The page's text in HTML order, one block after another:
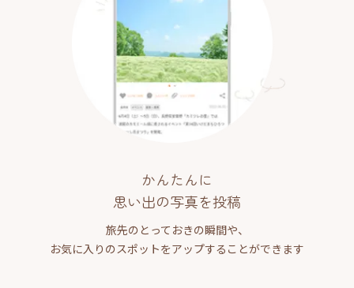
かんたんに
思い出の写真を投稿
旅先のとっておきの瞬間や、
お気に入りのスポットをアップすることができます